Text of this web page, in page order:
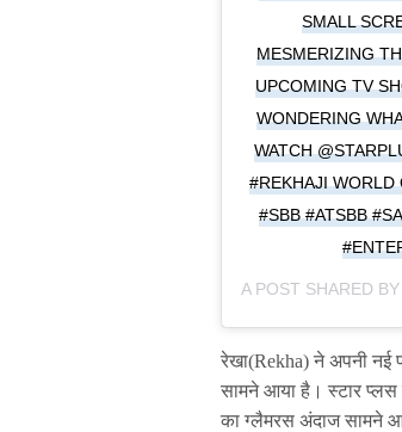
SMALL
MESMERIZING
UPCOMING TV
WONDERING
WATCH
#REKHAJI WORLD
#SBB #ATSBB
A POST SHARED
रेखा(Rekha) ने अपनी नई
सामने आया है। स्टार
का ग्लैमरस अंदाज सामने